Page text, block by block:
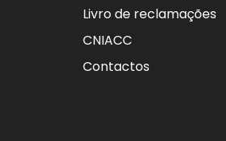
Livro de reclamações
CNIACC
Contactos